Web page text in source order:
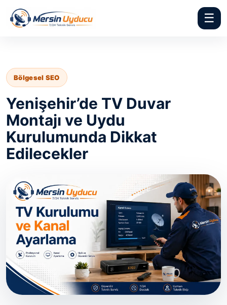
☰
Bölgesel SEO
Yenişehir’de TV Duvar
Montajı ve Uydu
Kurulumunda Dikkat
Edilecekler